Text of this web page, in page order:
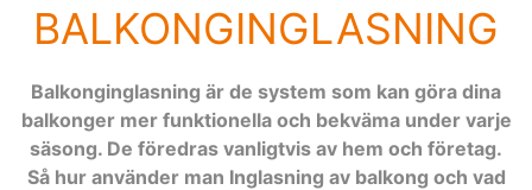
BALKONGINGLASNING
Balkonginglasning är de system som kan göra dina
balkonger mer funktionella och bekväma under varje
säsong. De föredras vanligtvis av hem och företag.
Så hur använder man Inglasning av balkong och vad